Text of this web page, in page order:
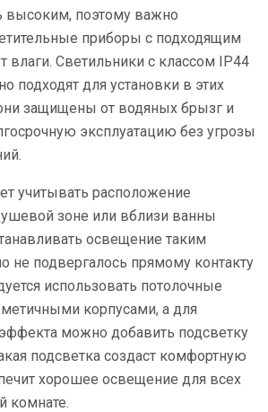
высоким, поэтому важно
приборы с подходящим
влаги. Светильники с классом IP44
подходят для установки в этих
защищены от водяных брызг и
эксплуатацию без угрозы
учитывать расположение
зоне или вблизи ванны
освещение таким
не подвергалось прямому контакту
использовать потолочные
корпусами, а для
можно добавить подсветку
подсветка создаст комфортную
хорошее освещение для всех
комнате.